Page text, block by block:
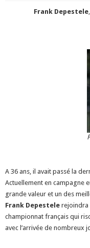
Frank Depestele
A 36 ans, il avait passé la
Actuellement en campagne
grande valeur et un des
Frank Depestelerejoindra
championnat français qui
avec l’arrivée de nombreux